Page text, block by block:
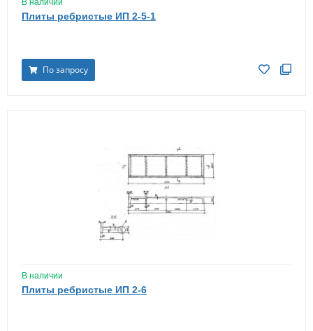
Плиты ребристые ИП 2-5-1
По запросу
В наличии
Плиты ребристые ИП 2-6